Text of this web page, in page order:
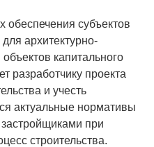
обеспечения субъектов
архитектурно-
капитального
разработчику проекта
и учесть
актуальные нормативы
при
строительства.